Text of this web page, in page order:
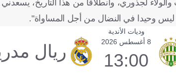
آيار القوة والإنجازات والولاء لجذوري، وانطلاقا من هذا
ليس وحيدا في النضال من أجل المساواة".
وديات الأندية
8 أغسطس 2026
13:00 ريال